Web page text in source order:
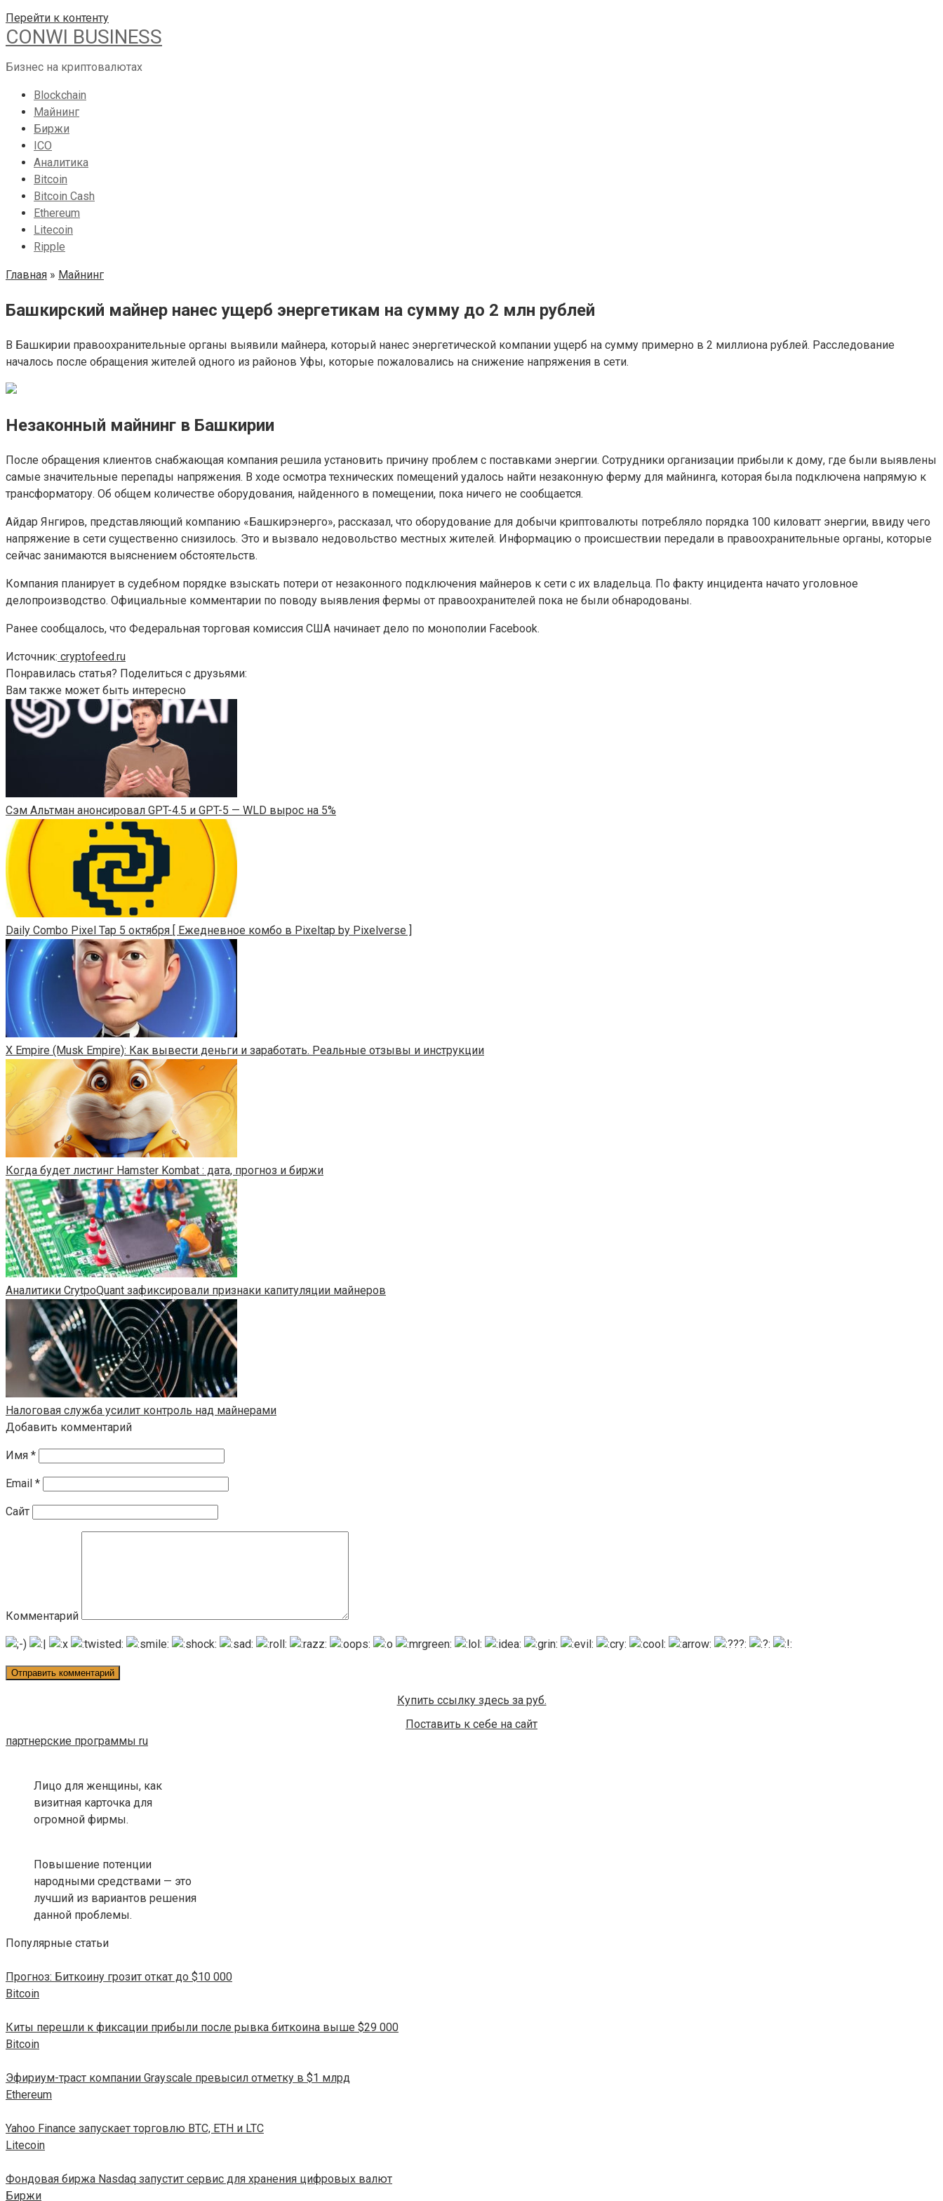
Перейти к контенту
CONWI BUSINESS
Бизнес на криптовалютах
Blockchain
Майнинг
Биржи
ICO
Аналитика
Bitcoin
Bitcoin Cash
Ethereum
Litecoin
Ripple
Главная » Майнинг
Башкирский майнер нанес ущерб энергетикам на сумму до 2 млн рублей
В Башкирии правоохранительные органы выявили майнера, который нанес энергетической компании ущерб на сумму примерно в 2 миллиона рублей. Расследование
началось после обращения жителей одного из районов Уфы, которые пожаловались на снижение напряжения в сети.
Незаконный майнинг в Башкирии
После обращения клиентов снабжающая компания решила установить причину проблем с поставками энергии. Сотрудники организации прибыли к дому, где были выявлены
самые значительные перепады напряжения. В ходе осмотра технических помещений удалось найти незаконную ферму для майнинга, которая была подключена напрямую к
трансформатору. Об общем количестве оборудования, найденного в помещении, пока ничего не сообщается.
Айдар Янгиров, представляющий компанию «Башкирэнерго», рассказал, что оборудование для добычи криптовалюты потребляло порядка 100 киловатт энергии, ввиду чего
напряжение в сети существенно снизилось. Это и вызвало недовольство местных жителей. Информацию о происшествии передали в правоохранительные органы, которые
сейчас занимаются выяснением обстоятельств.
Компания планирует в судебном порядке взыскать потери от незаконного подключения майнеров к сети с их владельца. По факту инцидента начато уголовное
делопроизводство. Официальные комментарии по поводу выявления фермы от правоохранителей пока не были обнародованы.
Ранее сообщалось, что Федеральная торговая комиссия США начинает дело по монополии Facebook.
Источник: cryptofeed.ru
Понравилась статья? Поделиться с друзьями:
Вам также может быть интересно
Сэм Альтман анонсировал GPT-4.5 и GPT-5 — WLD вырос на 5%
Daily Combo Pixel Tap 5 октября [ Ежедневное комбо в Pixeltap by Pixelverse ]
X Empire (Musk Empire): Как вывести деньги и заработать. Реальные отзывы и инструкции
Когда будет листинг Hamster Kombat : дата, прогноз и биржи
Аналитики CrytpoQuant зафиксировали признаки капитуляции майнеров
Налоговая служба усилит контроль над майнерами
Добавить комментарий
Имя *
Email *
Сайт
Комментарий
Купить ссылку здесь за руб.
Поставить к себе на сайт
партнерские программы ru
Лицо для женщины, как
визитная карточка для
огромной фирмы.
Повышение потенции
народными средствами — это
лучший из вариантов решения
данной проблемы.
Популярные статьи
Прогноз: Биткоину грозит откат до $10 000
Bitcoin
Киты перешли к фиксации прибыли после рывка биткоина выше $29 000
Bitcoin
Эфириум-траст компании Grayscale превысил отметку в $1 млрд
Ethereum
Yahoo Finance запускает торговлю BTC, ETH и LTC
Litecoin
Фондовая биржа Nasdaq запустит сервис для хранения цифровых валют
Биржи